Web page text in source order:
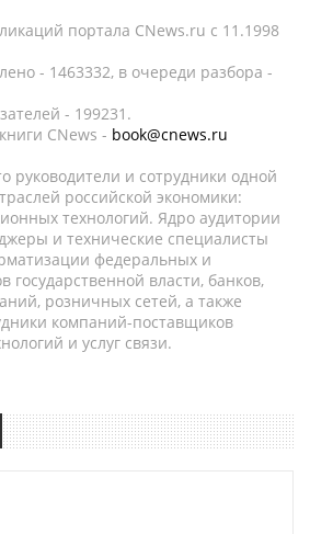
портала CNews.ru c 11.1998
- 1463332, в очереди разбора -
- 199231.
CNews - book@cnews.ru
руководители и сотрудники одной
российской экономики:
технологий. Ядро аудитории
и технические специалисты
федеральных и
государственной власти, банков,
розничных сетей, а также
компаний-поставщиков
и услуг связи.